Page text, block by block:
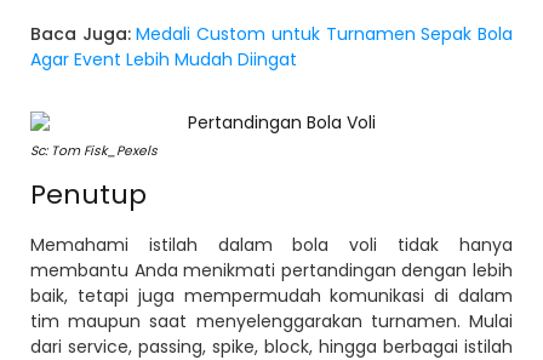
Baca Juga:Medali Custom untuk Turnamen Sepak Bola
Agar Event Lebih Mudah Diingat
Sc: Tom Fisk_Pexels
Penutup
Memahami istilah dalam bola voli tidak hanya
membantu Anda menikmati pertandingan dengan lebih
baik, tetapi juga mempermudah komunikasi di dalam
tim maupun saat menyelenggarakan turnamen. Mulai
dari service, passing, spike, block, hingga berbagai istilah